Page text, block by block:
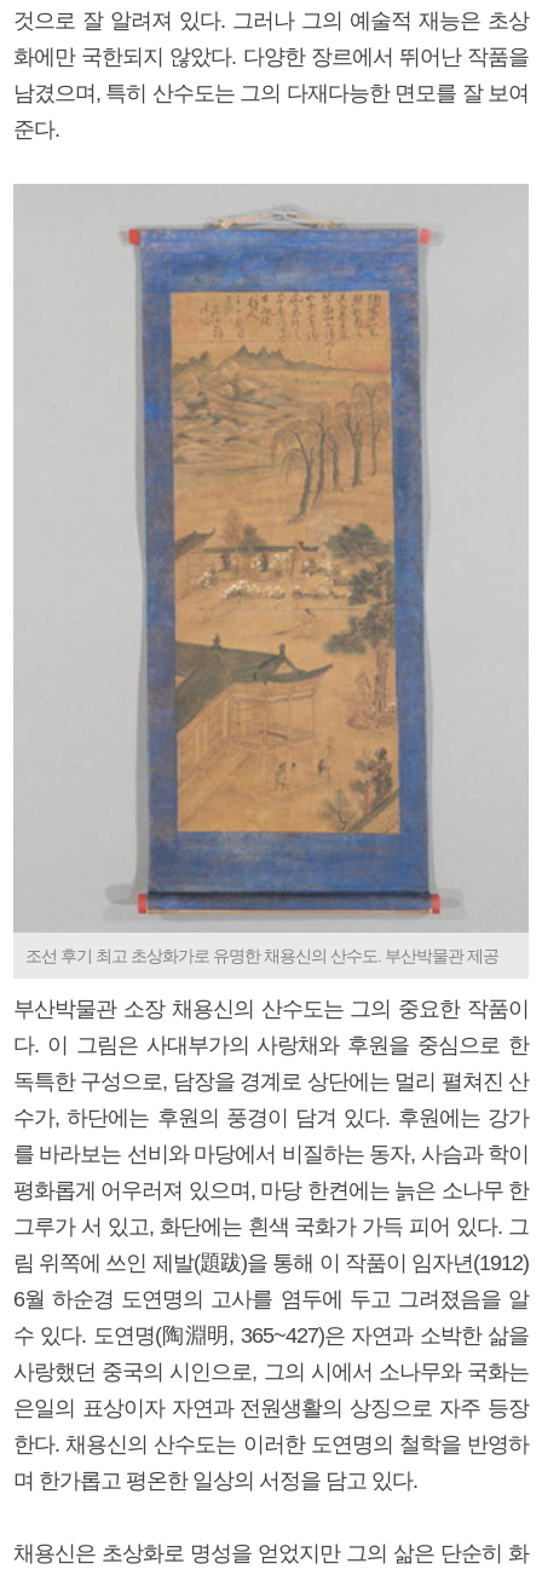
것으로 잘 알려져 있다. 그러나 그의 예술적 재능은 초상
화에만 국한되지 않았다. 다양한 장르에서 뛰어난 작품을
남겼으며, 특히 산수도는 그의 다재다능한 면모를 잘 보여
준다.
조선 후기 최고 초상화가로 유명한 채용신의 산수도. 부산박물관 제공
부산박물관 소장 채용신의 산수도는 그의 중요한 작품이
다. 이 그림은 사대부가의 사랑채와 후원을 중심으로 한
독특한 구성으로, 담장을 경계로 상단에는 멀리 펼쳐진 산
수가, 하단에는 후원의 풍경이 담겨 있다. 후원에는 강가
를 바라보는 선비와 마당에서 비질하는 동자, 사슴과 학이
평화롭게 어우러져 있으며, 마당 한켠에는 늙은 소나무 한
그루가 서 있고, 화단에는 흰색 국화가 가득 피어 있다. 그
림 위쪽에 쓰인 제발(題跋)을 통해 이 작품이 임자년(1912)
6월 하순경 도연명의 고사를 염두에 두고 그려졌음을 알
수 있다. 도연명(陶淵明, 365~427)은 자연과 소박한 삶을
사랑했던 중국의 시인으로, 그의 시에서 소나무와 국화는
은일의 표상이자 자연과 전원생활의 상징으로 자주 등장
한다. 채용신의 산수도는 이러한 도연명의 철학을 반영하
며 한가롭고 평온한 일상의 서정을 담고 있다.
채용신은 초상화로 명성을 얻었지만 그의 삶은 단순히 화